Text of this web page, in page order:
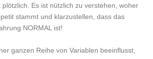
Es ist nützlich zu verstehen, woher
stammt und klarzustellen, dass das
NORMAL ist!
ganzen Reihe von Variablen beeinflusst,